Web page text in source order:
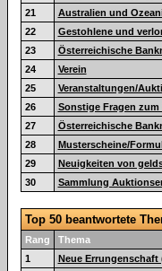
21
Australien und
22
Gestohlene und
23
Österreichische
24
Verein
25
Veranstaltungen/
26
Sonstige Fragen
27
Österreichische
28
Musterscheine/
29
Neuigkeiten von
30
Sammlung
Top 50 beantwortete
Rang Thema
1
Neue Errungenschaft